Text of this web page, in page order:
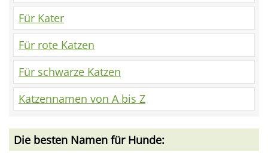
Für Kater
Für rote Katzen
Für schwarze Katzen
Katzennamen von A bis Z
Die besten Namen für Hunde: